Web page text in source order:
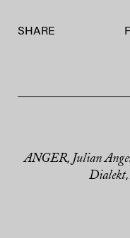
SHARE
ANGER, Julian
Dialekt,